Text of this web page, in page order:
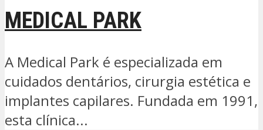
MEDICAL PARK
A Medical Park é especializada em
cuidados dentários, cirurgia estética e
implantes capilares. Fundada em 1991,
esta clínica...